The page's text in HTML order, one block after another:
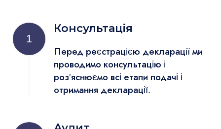
1
Консультація
Перед реєстрацією декларації ми
проводимо консультацію і
роз'яснюємо всі етапи подачі і
отримання декларації.